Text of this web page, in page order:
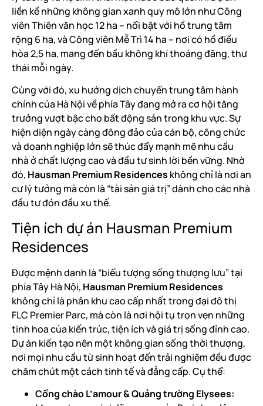
liền kề những không gian xanh quy mô lớn như Công
viên Thiên văn học 12 ha – nổi bật với hồ trung tâm
rộng 6 ha, và Công viên Mễ Trì 14 ha – nơi có hồ điều
hòa 2,5 ha, mang đến bầu không khí thoáng đãng, thư
thái mỗi ngày.
Cùng với đó, xu hướng dịch chuyển trung tâm hành
chính của Hà Nội về phía Tây đang mở ra cơ hội tăng
trưởng vượt bậc cho bất động sản trong khu vực. Sự
hiện diện ngày càng đông đảo của cán bộ, công chức
và doanh nghiệp lớn sẽ thúc đẩy mạnh mẽ nhu cầu
nhà ở chất lượng cao và đầu tư sinh lời bền vững. Nhờ
đó, Hausman Premium Residences không chỉ là nơi an
cư lý tưởng mà còn là “tài sản giá trị” dành cho các nhà
đầu tư đón đầu xu thế.
Tiện ích dự án Hausman Premium
Residences
Được mệnh danh là “biểu tượng sống thượng lưu” tại
phía Tây Hà Nội, Hausman Premium Residences
không chỉ là phân khu cao cấp nhất trong đại đô thị
FLC Premier Parc, mà còn là nơi hội tụ trọn vẹn những
tinh hoa của kiến trúc, tiện ích và giá trị sống đỉnh cao.
Dự án kiến tạo nên một không gian sống thời thượng,
nơi mọi nhu cầu từ sinh hoạt đến trải nghiệm đều được
chăm chút một cách tinh tế và đẳng cấp. Cụ thể:
Cổng chào L’amour & Quảng trường Elysees: